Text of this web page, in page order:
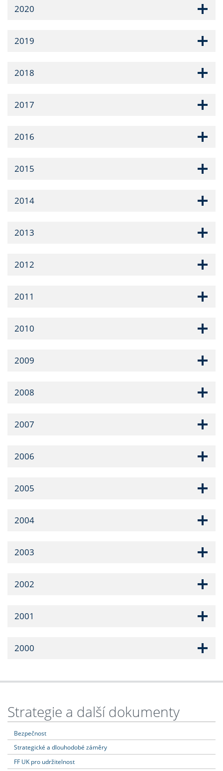
2020
2019
2018
2017
2016
2015
2014
2013
2012
2011
2010
2009
2008
2007
2006
2005
2004
2003
2002
2001
2000
Strategie a další dokumenty
Bezpečnost
Strategické a dlouhodobé záměry
FF UK pro udržitelnost